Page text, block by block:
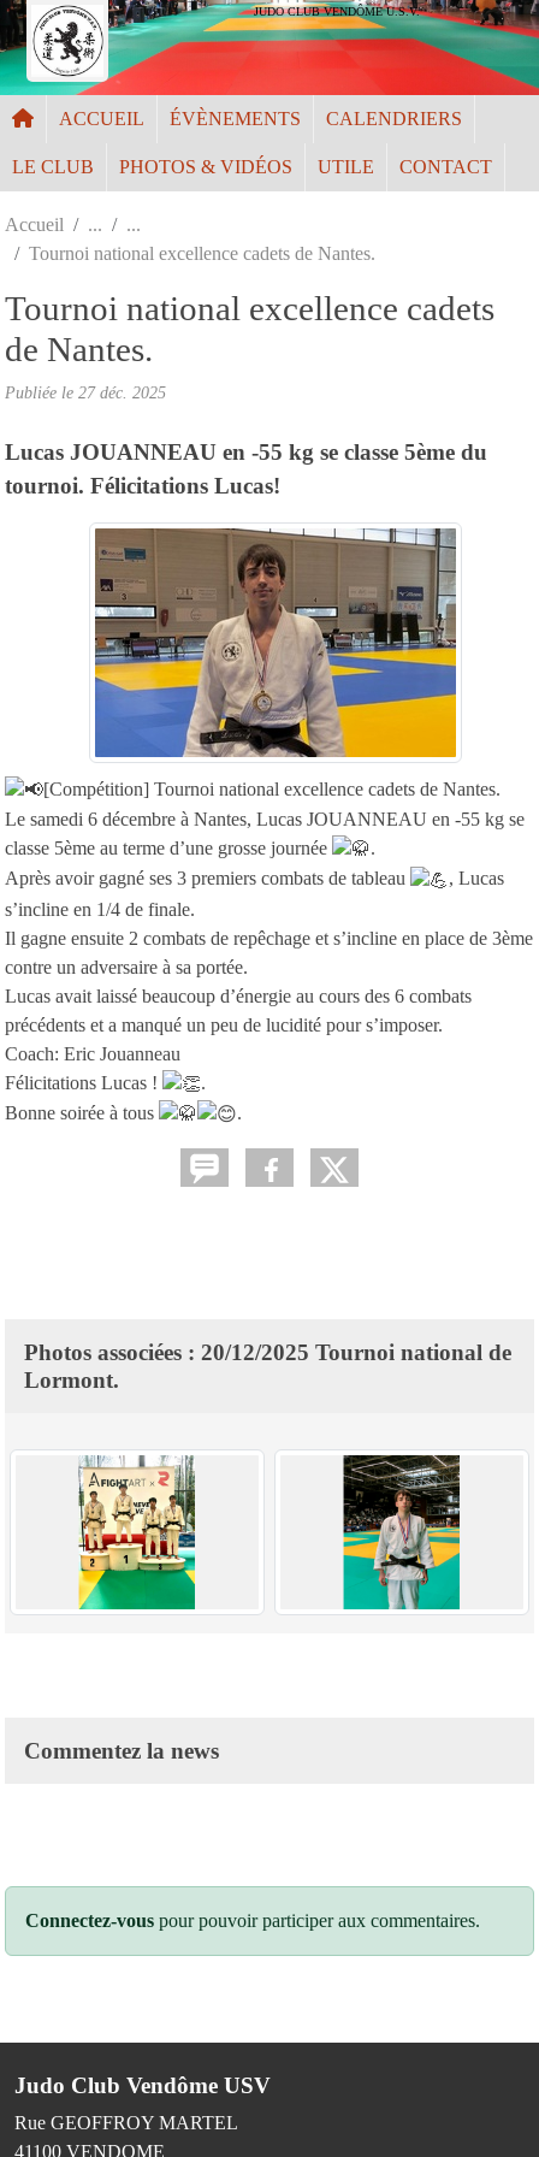
JUDO CLUB VENDÔME U.S.V.
ACCUEIL ÉVÈNEMENTS CALENDRIERS
LE CLUB PHOTOS & VIDÉOS UTILE CONTACT
Accueil
Tournoi national excellence cadets de Nantes.
Tournoi national excellence cadets
de Nantes.
Publiée le 27 déc. 2025
Lucas JOUANNEAU en -55 kg se classe 5ème du
tournoi. Félicitations Lucas!
[Compétition] Tournoi national excellence cadets de Nantes.
Le samedi 6 décembre à Nantes, Lucas JOUANNEAU en -55 kg se
classe 5ème au terme d’une grosse journée
.
Après avoir gagné ses 3 premiers combats de tableau
, Lucas
s’incline en 1/4 de finale.
Il gagne ensuite 2 combats de repêchage et s’incline en place de 3ème
contre un adversaire à sa portée.
Lucas avait laissé beaucoup d’énergie au cours des 6 combats
précédents et a manqué un peu de lucidité pour s’imposer.
Coach: Eric Jouanneau
Félicitations Lucas !
.
Bonne soirée à tous
.
Photos associées : 20/12/2025 Tournoi national de
Lormont.
Commentez la news
Connectez-vous pour pouvoir participer aux commentaires.
Judo Club Vendôme USV
Rue GEOFFROY MARTEL
41100 VENDOME
Panneau de gestion des cookies